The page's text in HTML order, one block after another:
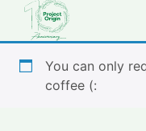
You can only
coffee (: